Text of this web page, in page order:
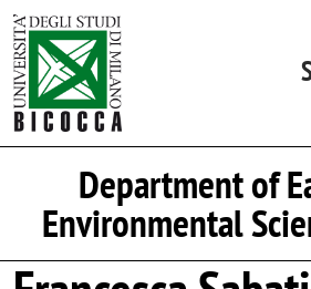
Department of
Environmental